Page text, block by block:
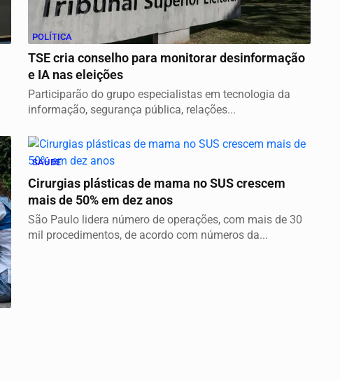
POLÍTICA
TSE cria conselho para monitorar desinformação
e IA nas eleições
Participarão do grupo especialistas em tecnologia da
informação, segurança pública, relações...
SAÚDE
Cirurgias plásticas de mama no SUS crescem
mais de 50% em dez anos
São Paulo lidera número de operações, com mais de 30
mil procedimentos, de acordo com números da...